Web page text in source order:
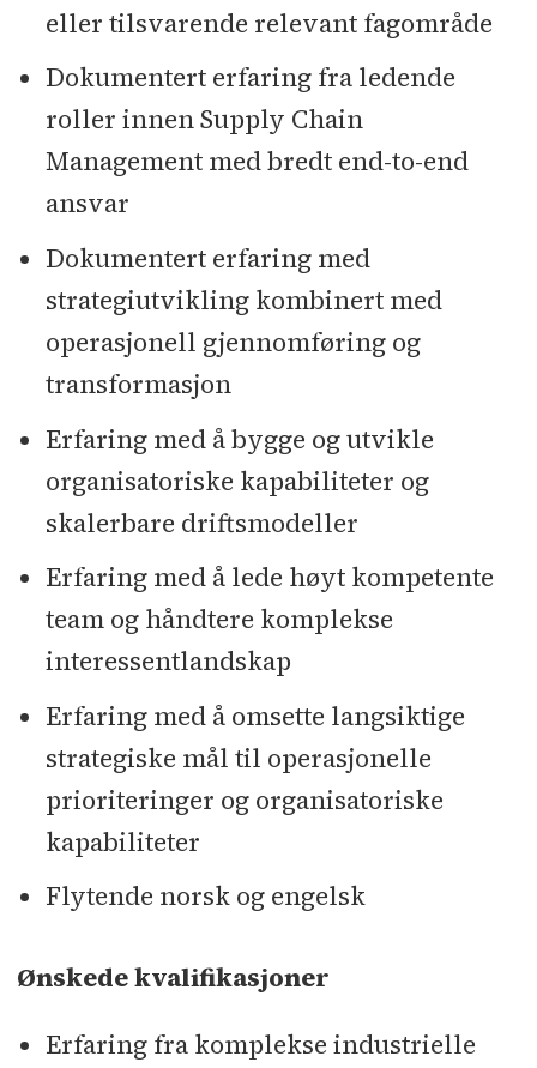
eller tilsvarende relevant fagområde
Dokumentert erfaring fra ledende
roller innen Supply Chain
Management med bredt end-to-end
ansvar
Dokumentert erfaring med
strategiutvikling kombinert med
operasjonell gjennomføring og
transformasjon
Erfaring med å bygge og utvikle
organisatoriske kapabiliteter og
skalerbare driftsmodeller
Erfaring med å lede høyt kompetente
team og håndtere komplekse
interessentlandskap
Erfaring med å omsette langsiktige
strategiske mål til operasjonelle
prioriteringer og organisatoriske
kapabiliteter
Flytende norsk og engelsk
Ønskede kvalifikasjoner
Erfaring fra komplekse industrielle